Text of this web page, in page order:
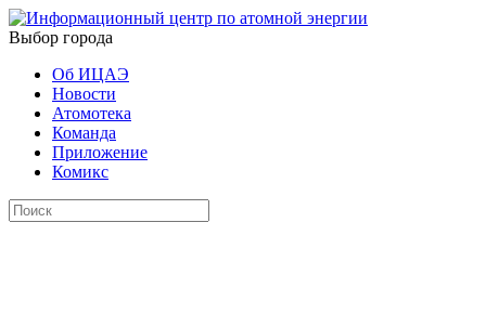
Выбор города
Об ИЦАЭ
Новости
Атомотека
Команда
Приложение
Комикс